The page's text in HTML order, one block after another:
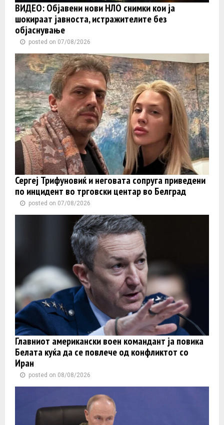
ВИДЕО: Објавени нови НЛО снимки кои ја
шокираат јавноста, истражителите без
објаснување
posted on 07/08/2026
Сергеј Трифуновиќ и неговата сопруга приведени
по инцидент во трговски центар во Белград
posted on 07/08/2026
Главниот американски воен командант ја повика
Белата куќа да се повлече од конфликтот со
Иран
posted on 08/08/2026